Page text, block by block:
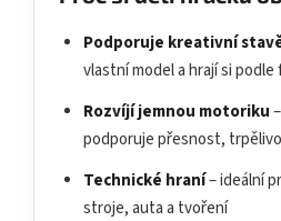
Podporuje kreativní
vlastní model a hrají si podle
Rozvíjí jemnou motoriku
podporuje přesnost,
Technické hraní– ideální
stroje, auta a tvoření